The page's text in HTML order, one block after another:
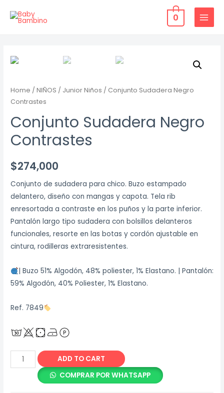
0
MAIN
Home /NIÑOS / Junior Niños / Conjunto Sudadera Negro
Contrastes
Conjunto Sudadera Negro
Contrastes
$274,000
Conjunto de sudadera para chico. Buzo estampado
delantero, diseño con mangas y capota. Tela rib
enresortada a contraste en los puños y la parte inferior.
Pantalón largo tipo sudadera con bolsillos delanteros
funcionales, resorte en las botas y cordón ajustable en
cintura, rodilleras extraresistentes.
| Buzo 51% Algodón, 48% poliester, 1% Elastano. | Pantalón:
59% Algodón, 40% Poliester, 1% Elastano.
Ref. 7849
Conjunto
Sudadera
ADD TO CART
COMPRAR POR WHATSAPP